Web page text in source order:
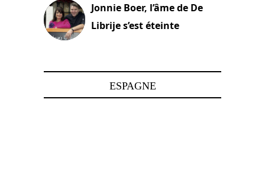
Jonnie Boer, l’âme de De
Librije s’est éteinte
ESPAGNE